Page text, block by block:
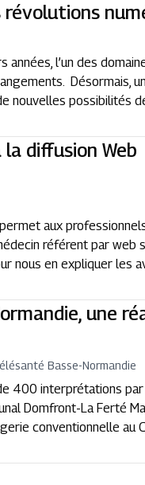
années, l’un des
Désormais,
nouvelles possibilités
diffusion Web
aux
référent par web
nous en expliquer les
une
Basse-Normandie
400 interprétations
Domfront-La Ferté
conventionnelle au